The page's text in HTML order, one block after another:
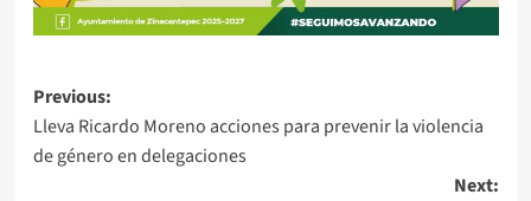
Post
navigation
Previous:
Lleva Ricardo Moreno acciones para prevenir la violencia
de género en delegaciones
Next: